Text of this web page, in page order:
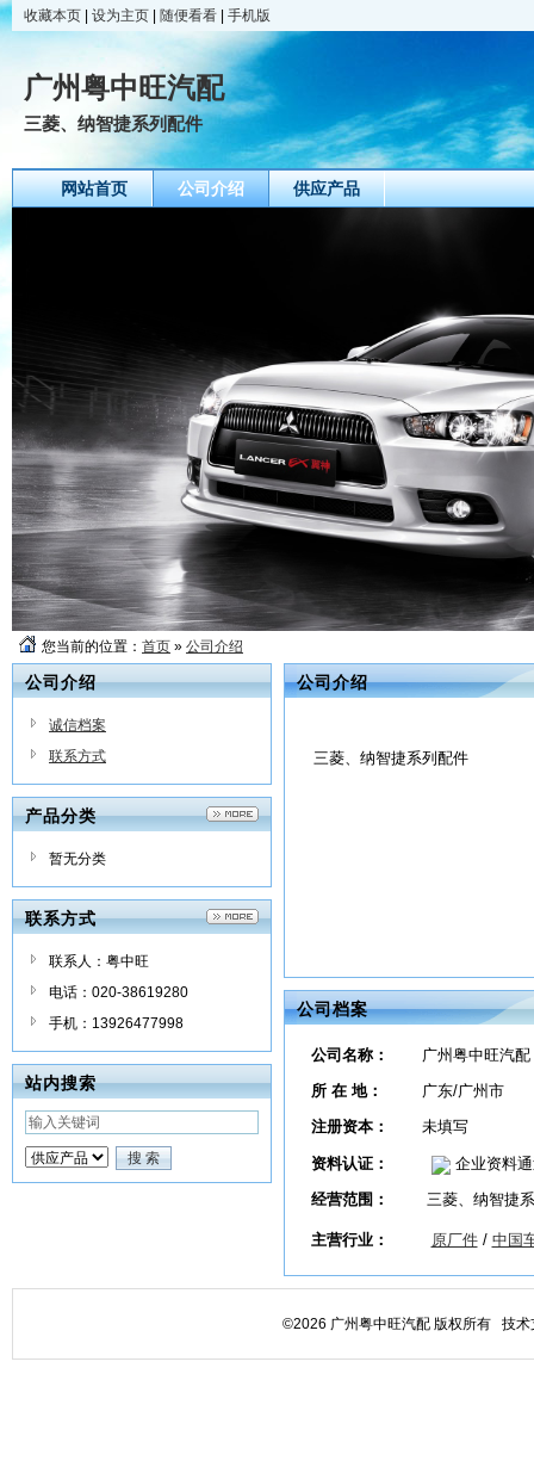
收藏本页 设为主页 随便看看 手机版
广州粤中旺汽配
三菱、纳智捷系列配件
网站首页 公司介绍 供应产品
您当前的位置： 首页 » 公司介绍
公司介绍
诚信档案
联系方式
产品分类
暂无分类
联系方式
联系人：粤中旺
电话：020-38619280
手机：13926477998
站内搜索
公司介绍
三菱、纳智捷系列配件
公司档案
公司名称：
广州粤中旺汽配
所 在 地：
广东/广州市
注册资本：
未填写
资料认证：
企业资料
经营范围：
三菱、纳智捷
主营行业： 原厂件/ 中国
©2026 广州粤中旺汽配 版权所有 技术